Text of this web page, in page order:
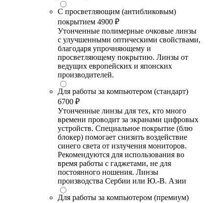
С просветляющим (антибликовым)
покрытием 4900 ₽
Утонченные полимерные очковые линзы
с улучшенными оптическими свойствами,
благодаря упрочняющему и
просветляющему покрытию. Линзы от
ведущих европейских и японских
производителей.
Для работы за компьютером (стандарт)
6700 ₽
Утонченные линзы для тех, кто много
времени проводит за экранами цифровых
устройств. Специальное покрытие (блю
блокер) помогает снизить воздействие
синего света от излучения мониторов.
Рекомендуются для использования во
время работы с гаджетами, не для
постоянного ношения. Линзы
производства Сербии или Ю.-В. Азии
Для работы за компьютером (премиум)